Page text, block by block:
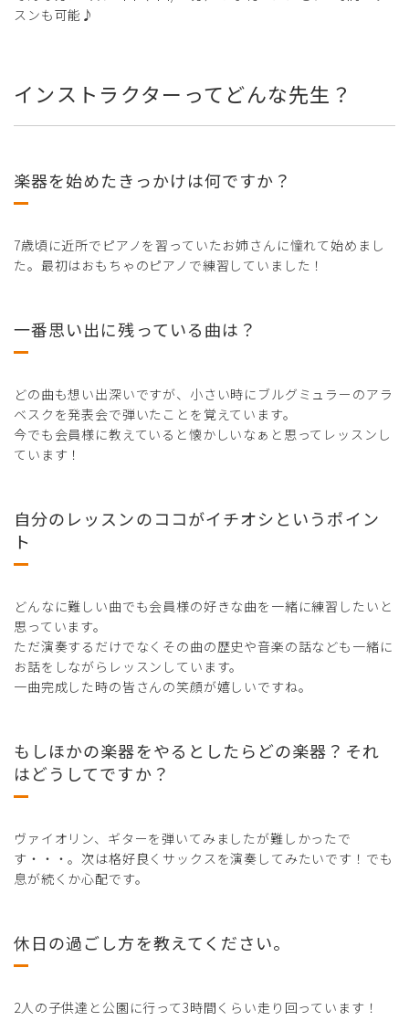
スンも可能♪
インストラクターってどんな先生？
楽器を始めたきっかけは何ですか？
7歳頃に近所でピアノを習っていたお姉さんに憧れて始めまし
た。最初はおもちゃのピアノで練習していました！
一番思い出に残っている曲は？
どの曲も想い出深いですが、小さい時にブルグミュラーのアラ
ベスクを発表会で弾いたことを覚えています。
今でも会員様に教えていると懐かしいなぁと思ってレッスンし
ています！
自分のレッスンのココがイチオシというポイン
ト
どんなに難しい曲でも会員様の好きな曲を一緒に練習したいと
思っています。
ただ演奏するだけでなくその曲の歴史や音楽の話なども一緒に
お話をしながらレッスンしています。
一曲完成した時の皆さんの笑顔が嬉しいですね。
もしほかの楽器をやるとしたらどの楽器？それ
はどうしてですか？
ヴァイオリン、ギターを弾いてみましたが難しかったで
す・・・。次は格好良くサックスを演奏してみたいです！でも
息が続くか心配です。
休日の過ごし方を教えてください。
2人の子供達と公園に行って3時間くらい走り回っています！